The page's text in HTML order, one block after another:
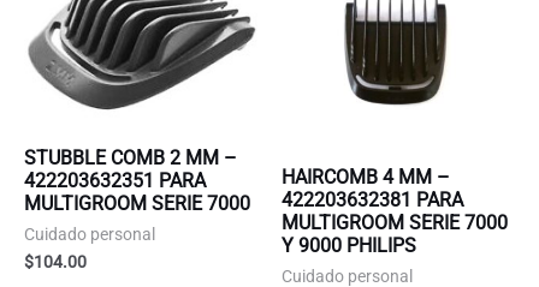
STUBBLE COMB 2 MM –
422203632351 PARA
MULTIGROOM SERIE 7000
Cuidado personal
$104.00
HAIRCOMB 4 MM –
422203632381 PARA
MULTIGROOM SERIE 7000
Y 9000 PHILIPS
Cuidado personal